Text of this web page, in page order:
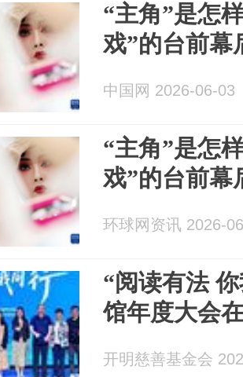
“主角”是怎
戏”的台前幕
中国网 2026-06-03
“主角”是怎
戏”的台前幕
环球网资讯 2026-
“阅读有法
馆年度大会
开明慈善基金会